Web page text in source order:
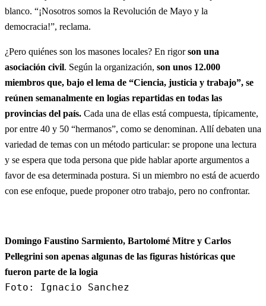
blanco. “¡Nosotros somos la Revolución de Mayo y la
democracia!”, reclama.
¿Pero quiénes son los masones locales? En rigorson una
asociación civil. Según la organización, son unos 12.000
miembros que, bajo el lema de “Ciencia, justicia y trabajo”, se
reúnen semanalmente en logias repartidas en todas las
provincias del país. Cada una de ellas está compuesta, típicamente,
por entre 40 y 50 “hermanos”, como se denominan. Allí debaten una
variedad de temas con un método particular: se propone una lectura
y se espera que toda persona que pide hablar aporte argumentos a
favor de esa determinada postura. Si un miembro no está de acuerdo
con ese enfoque, puede proponer otro trabajo, pero no confrontar.
Domingo Faustino Sarmiento, Bartolomé Mitre y Carlos
Pellegrini son apenas algunas de las figuras históricas que
fueron parte de la logia
Foto: Ignacio Sanchez